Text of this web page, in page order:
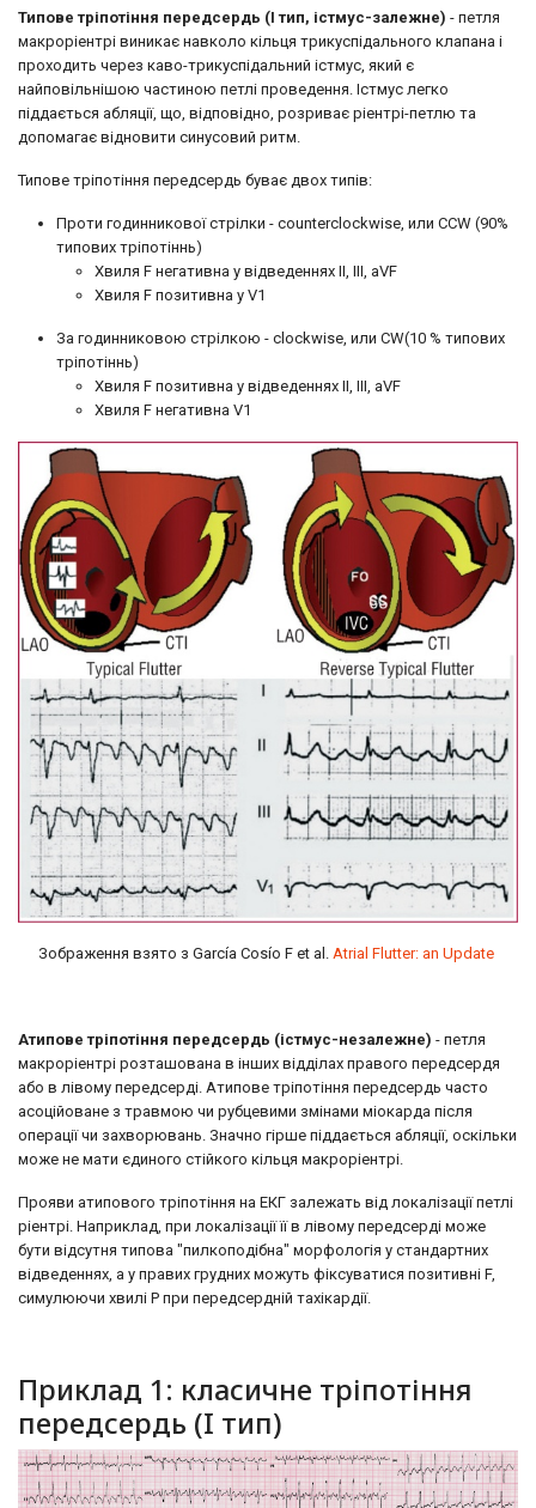
Типове тріпотіння передсердь (I тип, істмус-залежне) - петля
макроріентрі виникає навколо кільця трикуспідального клапана і
проходить через каво-трикуспідальний істмус, який є
найповільнішою частиною петлі проведення. Істмус легко
піддається абляції, що, відповідно, розриває ріентрі-петлю та
допомагає відновити синусовий ритм.
Типове тріпотіння передсердь буває двох типів:
Проти годинникової стрілки - counterclockwise, или CCW (90%
типових тріпотіннь)
Хвиля F негативна у відведеннях II, III, aVF
Хвиля F позитивна у V1
За годинниковою стрілкою - clockwise, или CW(10 % типових
тріпотіннь)
Хвиля F позитивна у відведеннях II, III, aVF
Хвиля F негативна V1
Зображення взято з García Cosío F et al. Atrial Flutter: an Update
Атипове тріпотіння передсердь (істмус-незалежне) - петля
макроріентрі розташована в інших відділах правого передсердя
або в лівому передсерді. Атипове тріпотіння передсердь часто
асоційоване з травмою чи рубцевими змінами міокарда після
операції чи захворювань. Значно гірше піддається абляції, оскільки
може не мати єдиного стійкого кільця макроріентрі.
Прояви атипового тріпотіння на ЕКГ залежать від локалізації петлі
ріентрі. Наприклад, при локалізації її в лівому передсерді може
бути відсутня типова "пилкоподібна" морфологія у стандартних
відведеннях, а у правих грудних можуть фіксуватися позитивні F,
симулюючи хвилі Р при передсердній тахікардії.
Приклад 1: класичне тріпотіння
передсердь (I тип)